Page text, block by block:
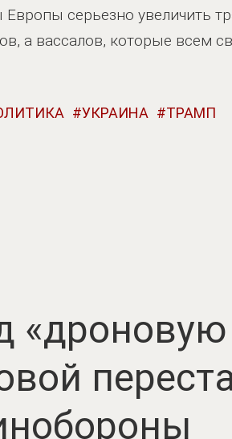
серьезно увеличить
а вассалов, которые всем
УКРАИНА
ТРАМП
«дроновую